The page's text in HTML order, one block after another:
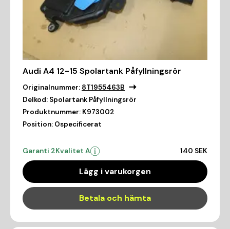
Audi A4 12-15 Spolartank Påfyllningsrör
Originalnummer: 8T1955463B
Delkod: Spolartank Påfyllningsrör
Produktnummer: K973002
Position: Ospecificerat
Garanti 2Kvalitet A 140 SEK
Lägg i varukorgen
Betala och hämta